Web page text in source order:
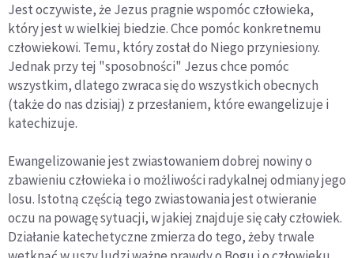
Jest oczywiste, że Jezus pragnie wspomóc człowieka,
który jest w wielkiej biedzie. Chce pomóc konkretnemu
człowiekowi. Temu, który został do Niego przyniesiony.
Jednak przy tej "sposobności" Jezus chce pomóc
wszystkim, dlatego zwraca się do wszystkich obecnych
(także do nas dzisiaj) z przesłaniem, które ewangelizuje i
katechizuje.
Ewangelizowanie jest zwiastowaniem dobrej nowiny o
zbawieniu człowieka i o możliwości radykalnej odmiany jego
losu. Istotną częścią tego zwiastowania jest otwieranie
oczu na powagę sytuacji, w jakiej znajduje się cały człowiek.
Działanie katechetyczne zmierza do tego, żeby trwale